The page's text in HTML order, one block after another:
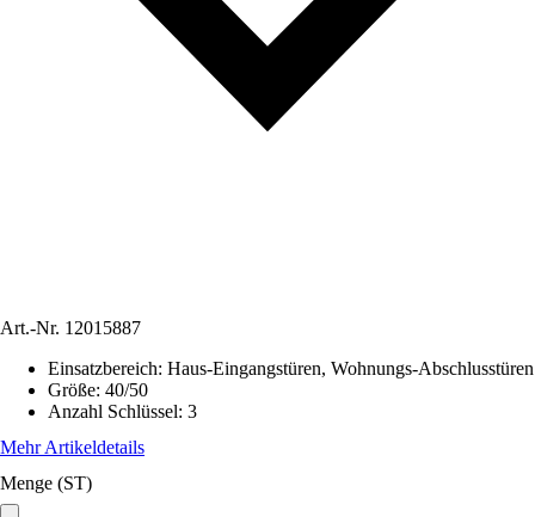
Art.-Nr. 12015887
Einsatzbereich: Haus-Eingangstüren, Wohnungs-Abschlusstüren
Größe: 40/50
Anzahl Schlüssel: 3
Mehr Artikeldetails
Menge (ST)